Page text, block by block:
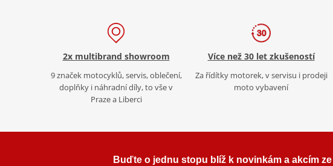
2x multibrand showroom
9 značek motocyklů, servis, oblečení,
doplňky i náhradní díly, to vše v
Praze a Liberci
Více než 30 let zkušeností
Za řídítky motorek, v servisu i prodeji
moto vybavení
Buďte o jednu stopu blíž k novinkám a akcím